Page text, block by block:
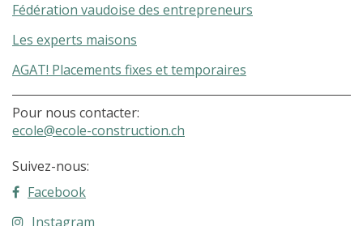
Fédération vaudoise des entrepreneurs
Les experts maisons
AGAT! Placements fixes et temporaires
Pour nous contacter:
ecole@ecole-construction.ch
Suivez-nous:
Facebook
Instagram